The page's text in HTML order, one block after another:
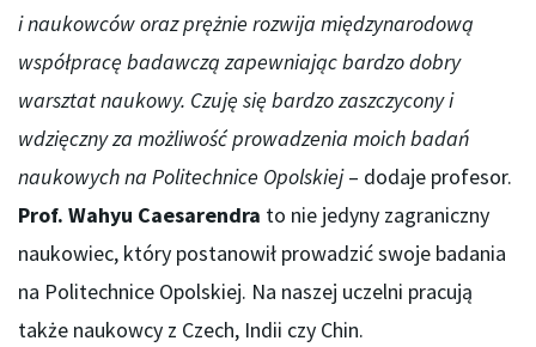
i naukowców oraz prężnie rozwija międzynarodową
współpracę badawczą zapewniając bardzo dobry
warsztat naukowy. Czuję się bardzo zaszczycony i
wdzięczny za możliwość prowadzenia moich badań
naukowych na Politechnice Opolskiej– dodaje profesor.
Prof. Wahyu Caesarendra to nie jedyny zagraniczny
naukowiec, który postanowił prowadzić swoje badania
na Politechnice Opolskiej. Na naszej uczelni pracują
także naukowcy z Czech, Indii czy Chin.